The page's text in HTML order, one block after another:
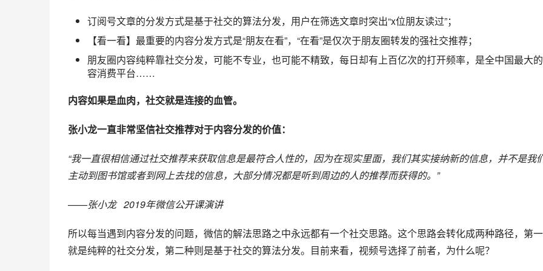
订阅号文章的分发方式是基于社交的算法分发，用户在筛选文章时突出“x位朋友读过”；
【看一看】最重要的内容分发方式是“朋友在看”，“在看”是仅次于朋友圈转发的强社交推荐；
朋友圈内容纯粹靠社交分发，可能不专业，也可能不精致，每日却有上百亿次的打开频率，是全中国最大
容消费平台……
内容如果是血肉，社交就是连接的血管。
张小龙一直非常坚信社交推荐对于内容分发的价值：
“我一直很相信通过社交推荐来获取信息是最符合人性的，因为在现实里面，我们其实接纳新的信息，并不是我
主动到图书馆或者到网上去找的信息，大部分情况都是听到周边的人的推荐而获得的。”
——张小龙   2019年微信公开课演讲
所以每当遇到内容分发的问题，微信的解法思路之中永远都有一个社交思路。这个思路会转化成两种路径，第
就是纯粹的社交分发，第二种则是基于社交的算法分发。目前来看，视频号选择了前者，为什么呢？